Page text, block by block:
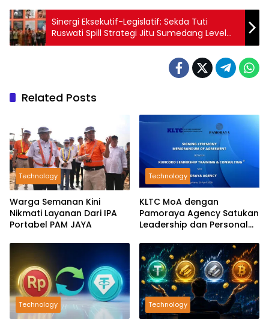
Sinergi Eksekutif-Legislatif: Sekda Tuti
Ruswati Spill Strategi Jitu Sumedang Level
Up di Jabar
Related Posts
Technology
Warga Semanan Kini
Nikmati Layanan Dari IPA
Portabel PAM JAYA
Technology
KLTC MoA dengan
Pamoraya Agency Satukan
Leadership dan Personal
Technology Technology